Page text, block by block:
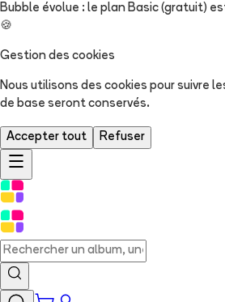
Bubble évolue : le plan Basic (gratuit)
🍪
Gestion des cookies
Nous utilisons des cookies pour suivre
de base seront conservés.
Accepter tout Refuser